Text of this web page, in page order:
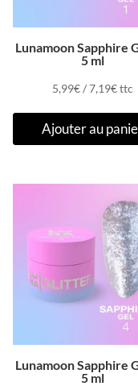
Lunamoon Sapphire
5 ml
5,99€/7,19€ttc
Ajouter au
Lunamoon Sapphire
5 ml